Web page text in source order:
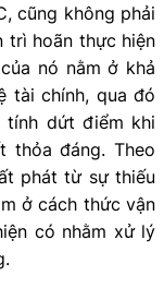
cũng không phải
trì hoãn thực hiện
nó nằm ở khả
tài chính, qua đó
tính dứt điểm khi
thỏa đáng. Theo
phát từ sự thiếu
ở cách thức vận
có nhằm xử lý